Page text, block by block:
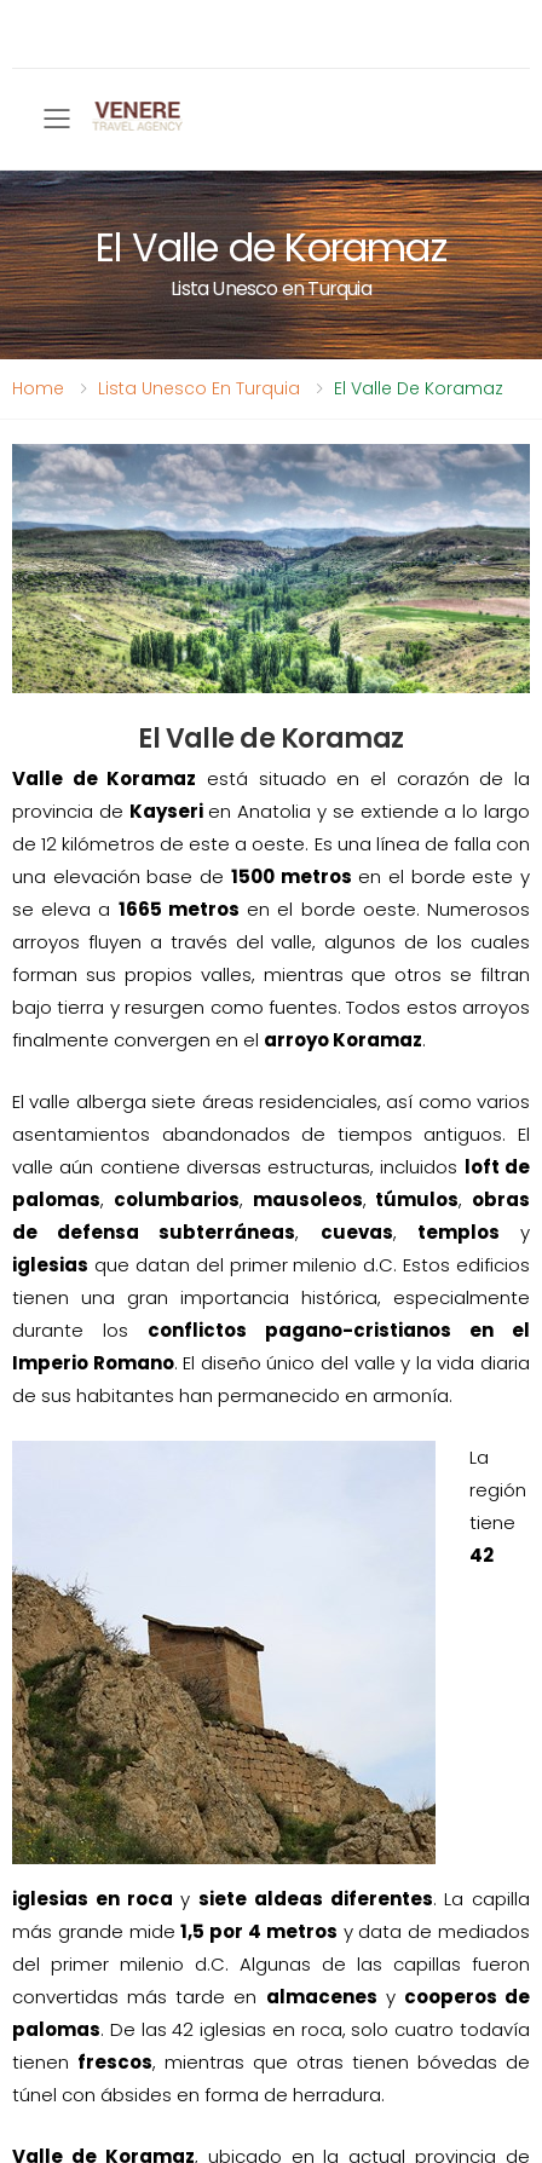
Toggle mobile menu
El Valle de Koramaz
Lista Unesco en Turquia
Home Lista Unesco En Turquia El Valle De Koramaz
El Valle de Koramaz
Valle de Koramaz está situado en el corazón de la
provincia de Kayserien Anatolia y se extiende a lo largo
de 12 kilómetros de este a oeste. Es una línea de falla con
una elevación base de 1500 metros en el borde este y
se eleva a 1665 metros en el borde oeste. Numerosos
arroyos fluyen a través del valle, algunos de los cuales
forman sus propios valles, mientras que otros se filtran
bajo tierra y resurgen como fuentes. Todos estos arroyos
finalmente convergen en el arroyo Koramaz.
El valle alberga siete áreas residenciales, así como varios
asentamientos abandonados de tiempos antiguos. El
valle aún contiene diversas estructuras, incluidos loft de
palomas, columbarios, mausoleos, túmulos, obras
de defensa subterráneas, cuevas, templos y
iglesias que datan del primer milenio d.C. Estos edificios
tienen una gran importancia histórica, especialmente
durante los conflictos pagano-cristianos en el
Imperio Romano. El diseño único del valle y la vida diaria
de sus habitantes han permanecido en armonía.
La
región
tiene
42
iglesias en roca y siete aldeas diferentes. La capilla
más grande mide1,5 por 4 metros y data de mediados
del primer milenio d.C. Algunas de las capillas fueron
convertidas más tarde en almacenes y cooperos de
palomas. De las 42 iglesias en roca, solo cuatro todavía
tienen frescos, mientras que otras tienen bóvedas de
túnel con ábsides en forma de herradura.
Valle de Koramaz, ubicado en la actual provincia de